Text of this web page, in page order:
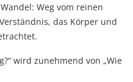
Weg vom reinen
das Körper und
wird zunehmend von „Wie